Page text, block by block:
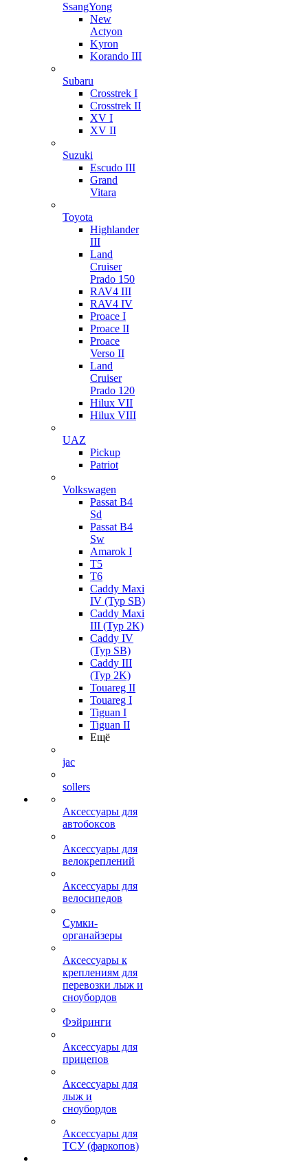
SsangYong
New
Actyon
Kyron
Korando III
Subaru
Crosstrek I
Crosstrek II
XV I
XV II
Suzuki
Escudo III
Grand
Vitara
Toyota
Highlander
III
Land
Cruiser
Prado 150
RAV4 III
RAV4 IV
Proace I
Proace II
Proace
Verso II
Land
Cruiser
Prado 120
Hilux VII
Hilux VIII
UAZ
Pickup
Patriot
Volkswagen
Passat B4
Sd
Passat B4
Sw
Amarok I
T5
T6
Caddy Maxi
IV (Typ SB)
Caddy Maxi
III (Typ 2K)
Caddy IV
(Typ SB)
Caddy III
(Typ 2K)
Touareg II
Touareg I
Tiguan I
Tiguan II
Ещё
jac
sollers
Аксессуары для
автобоксов
Аксессуары для
велокреплений
Аксессуары для
велосипедов
Сумки-
органайзеры
Аксессуары к
креплениям для
перевозки лыж и
сноубордов
Фэйринги
Аксессуары для
прицепов
Аксессуары для
лыж и
сноубордов
Аксессуары для
ТСУ (фаркопов)